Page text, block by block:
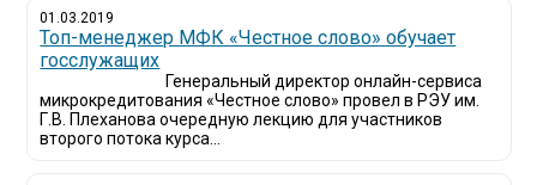
01.03.2019
Топ-менеджер МФК «Честное слово» обучает
госслужащих
Генеральный директор онлайн-сервиса
микрокредитования «Честное слово» провел в РЭУ им.
Г.В. Плеханова очередную лекцию для участников
второго потока курса...